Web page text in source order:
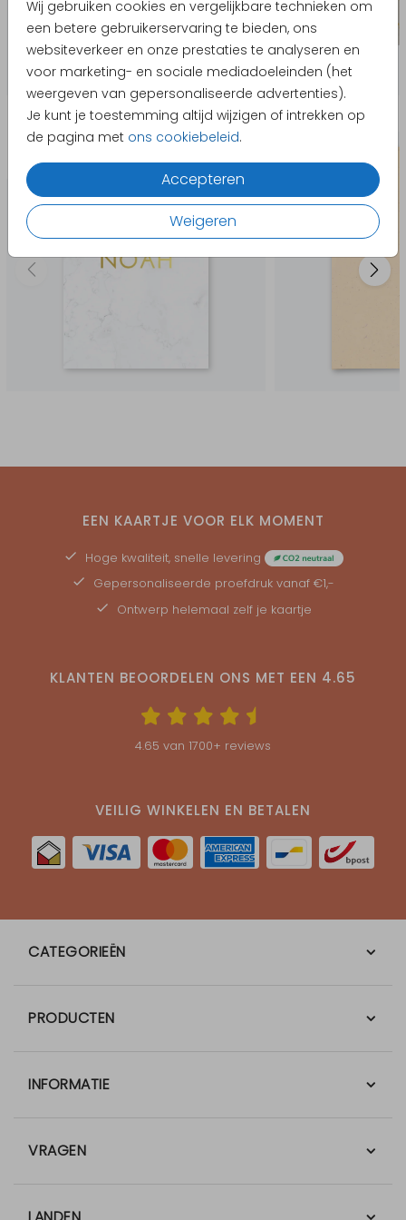
Wij gebruiken cookies en vergelijkbare technieken om
een betere gebruikerservaring te bieden, ons
websiteverkeer en onze prestaties te analyseren en
voor marketing- en sociale mediadoeleinden (het
weergeven van gepersonaliseerde advertenties).
Je kunt je toestemming altijd wijzigen of intrekken op
de pagina met ons cookiebeleid.
Accepteren
Weigeren
Producten die hierop lijken
EEN KAARTJE VOOR ELK MOMENT
Hoge kwaliteit, snelle levering
Gepersonaliseerde proefdruk vanaf €1,-
Ontwerp helemaal zelf je kaartje
KLANTEN BEOORDELEN ONS MET EEN 4.65
4.65 van 1700+ reviews
VEILIG WINKELEN EN BETALEN
CATEGORIEËN
PRODUCTEN
INFORMATIE
VRAGEN